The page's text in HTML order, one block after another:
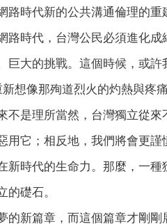
時代新的公共溝通倫理的
時代，台灣公民必須進化成
大的挑戰。這個時候，或
想像那殉道烈火的灼熱與疼
是理所當然，台灣獨立從
它；相反地，我們將會更
時代的生命力。那麼，一
礎石。
新篇章，而這個篇章才剛剛